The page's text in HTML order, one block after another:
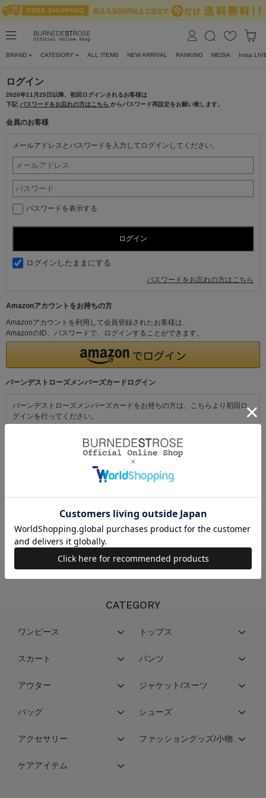
BRAND CATEGORY ALL ITEMS NEW ARRIVAL RANKING MEDIA Insta
ログイン
2020年11月25日以降、初回ログインされるお客様は
下記 パスワードをお忘れの方はこちら からパスワード再設定をお願い致します。
会員のお客様
メールアドレスとパスワードを入力してログインしてください。
パスワードを表示する
ログインしたままにする
パスワードをお忘れの方はこちら
Amazonアカウントをお持ちの方
Amazonアカウントを利用して会員登録されたお客様は、
AmazonのID、パスワードで、ログインすることができます。
バーンデストローズメンバーズカードログイン
バーンデストローズメンバーズカードをお持ちの方は、こちらより初回ロ
グインを行ってください。
初めてご利用の方・会員以外の方
初めてご利用のお客様は、こちらから会員登録を行ってください。
うになります。
CATEGORY
ワンピース トップス
スカート パンツ
アウター ジャケット/スーツ
バッグ シューズ
アクセサリー ファッショングッズ/小物
ケアアイテム